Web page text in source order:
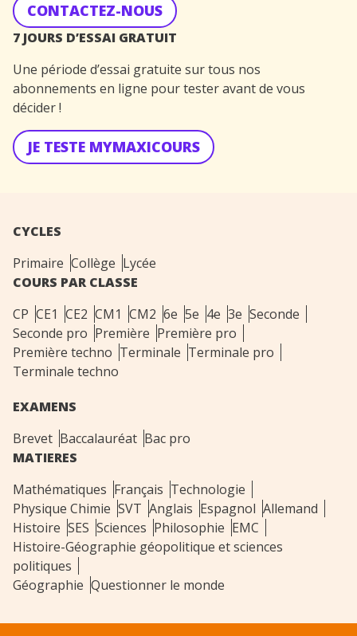
CONTACTEZ-NOUS
7 JOURS D’ESSAI GRATUIT
Une période d’essai gratuite sur tous nos
abonnements en ligne pour tester avant de vous
décider !
JE TESTE MYMAXICOURS
CYCLES
Primaire Collège Lycée
COURS PAR CLASSE
CP CE1 CE2 CM1 CM2 6e 5e 4e 3e Seconde
Seconde pro Première Première pro
Première techno Terminale Terminale pro
Terminale techno
EXAMENS
Brevet Baccalauréat Bac pro
MATIERES
Mathématiques Français Technologie
Physique Chimie SVT Anglais Espagnol Allemand
Histoire SES Sciences Philosophie EMC
Histoire-Géographie géopolitique et sciences
politiques
Géographie Questionner le monde